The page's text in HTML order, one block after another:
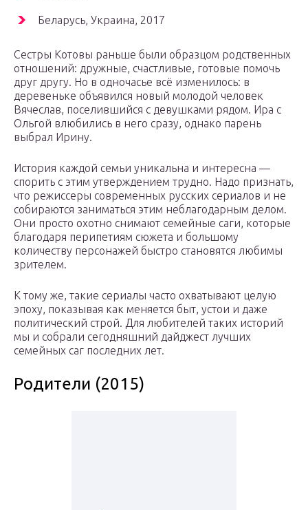
Беларусь, Украина, 2017
Сестры Котовы раньше были образцом родственных
отношений: дружные, счастливые, готовые помочь
друг другу. Но в одночасье всё изменилось: в
деревеньке объявился новый молодой человек
Вячеслав, поселившийся с девушками рядом. Ира с
Ольгой влюбились в него сразу, однако парень
выбрал Ирину.
История каждой семьи уникальна и интересна —
спорить с этим утверждением трудно. Надо признать,
что режиссеры современных русских сериалов и не
собираются заниматься этим неблагодарным делом.
Они просто охотно снимают семейные саги, которые
благодаря перипетиям сюжета и большому
количеству персонажей быстро становятся любимы
зрителем.
К тому же, такие сериалы часто охватывают целую
эпоху, показывая как меняется быт, устои и даже
политический строй. Для любителей таких историй
мы и собрали сегодняшний дайджест лучших
семейных саг последних лет.
Родители (2015)